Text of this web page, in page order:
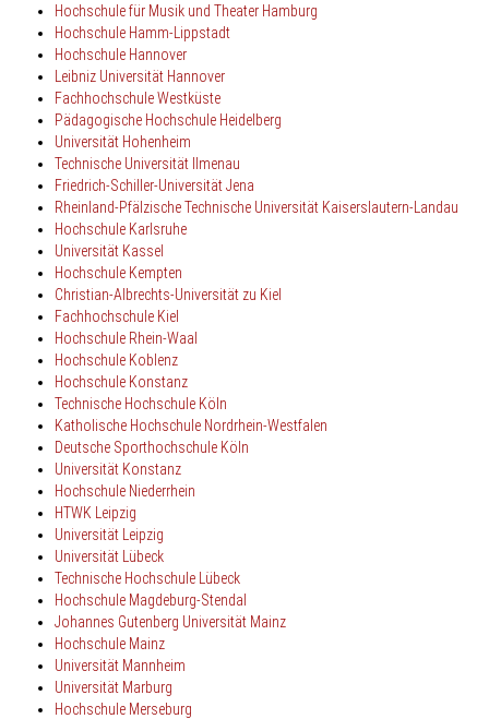
Hochschule für Musik und Theater Hamburg
Hochschule Hamm-Lippstadt
Hochschule Hannover
Leibniz Universität Hannover
Fachhochschule Westküste
Pädagogische Hochschule Heidelberg
Universität Hohenheim
Technische Universität Ilmenau
Friedrich-Schiller-Universität Jena
Rheinland-Pfälzische Technische Universität Kaiserslautern-Landau
Hochschule Karlsruhe
Universität Kassel
Hochschule Kempten
Christian-Albrechts-Universität zu Kiel
Fachhochschule Kiel
Hochschule Rhein-Waal
Hochschule Koblenz
Hochschule Konstanz
Technische Hochschule Köln
Katholische Hochschule Nordrhein-Westfalen
Deutsche Sporthochschule Köln
Universität Konstanz
Hochschule Niederrhein
HTWK Leipzig
Universität Leipzig
Universität Lübeck
Technische Hochschule Lübeck
Hochschule Magdeburg-Stendal
Johannes Gutenberg Universität Mainz
Hochschule Mainz
Universität Mannheim
Universität Marburg
Hochschule Merseburg